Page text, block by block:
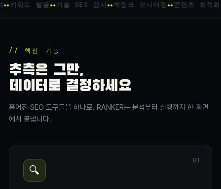
키워드 발굴 기술 SEO 감사 백링크 모니터링 콘텐츠 최적화
// 핵심 기능
추측은 그만,
데이터로 결정하세요
흩어진 SEO 도구들을 하나로. RANKER는 분석부터 실행까지 한 화면
에서 끝냅니다.
01
🔍